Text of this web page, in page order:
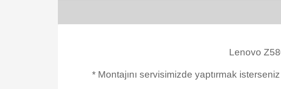
Lenovo
* Montajını servisimizde yaptırmak